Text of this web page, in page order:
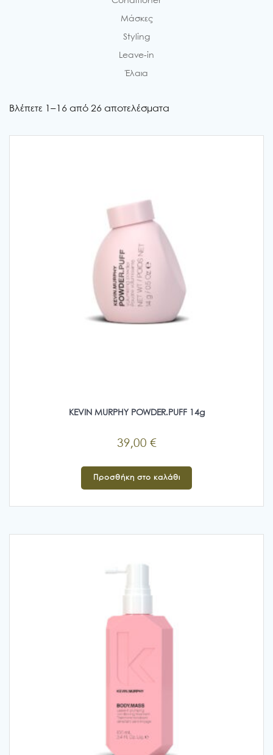
Μάσκες
Styling
Leave-in
Έλαια
Βλέπετε 1–16 από 26 αποτελέσματα
KEVIN MURPHY POWDER.PUFF 14g
39,00 €
Προσθήκη στο καλάθι